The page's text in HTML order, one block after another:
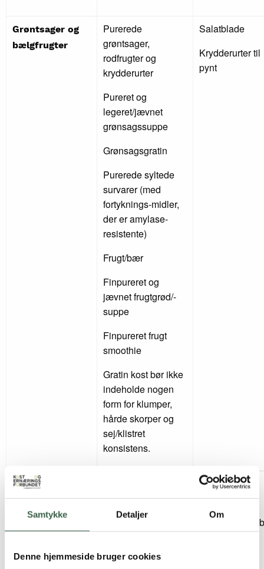
Samtykke Detaljer Om
Denne hjemmeside bruger cookies
Grøntsager og
bælgfrugter
Purerede
grøntsager,
rodfrugter og
krydderurter
Pureret og
legeret/jævnet
grønsagssuppe
Grønsagsgratin
Purerede syltede
survarer (med
fortyknings-midler,
der er amylase-
resistente)
Frugt/bær
Finpureret og
jævnet frugtgrød/-
suppe
Finpureret frugt
smoothie
Gratin kost bør ikke
indeholde nogen
form for klumper,
hårde skorper og
sej/klistret
konsistens.
Salatblade
Krydderurter til
pynt
Frugt, nødder og
frø
mandelessens
Gratin kost bør ikke
form for klumper,
Nødder og
mandler
Tørret frugt og